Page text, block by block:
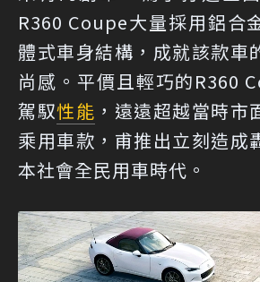
R360 Coupe大量採用鋁合
體式車身結構，成就該款車
尚感。平價且輕巧的R360
駕馭性能 ，遠遠超越當時市
乘用車款，甫推出立刻造成
本社會全民用車時代。